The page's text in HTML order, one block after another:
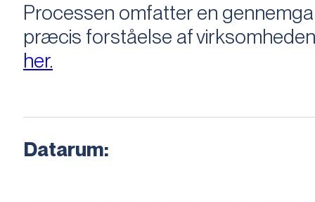
Processen omfatter en
præcis forståelse af
her.
Datarum: